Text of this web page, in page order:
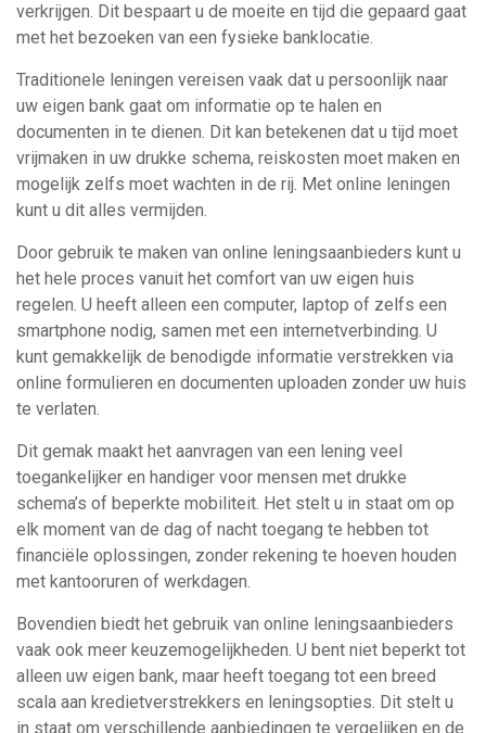
verkrijgen. Dit bespaart u de moeite en tijd die gepaard gaat
met het bezoeken van een fysieke banklocatie.
Traditionele leningen vereisen vaak dat u persoonlijk naar
uw eigen bank gaat om informatie op te halen en
documenten in te dienen. Dit kan betekenen dat u tijd moet
vrijmaken in uw drukke schema, reiskosten moet maken en
mogelijk zelfs moet wachten in de rij. Met online leningen
kunt u dit alles vermijden.
Door gebruik te maken van online leningsaanbieders kunt u
het hele proces vanuit het comfort van uw eigen huis
regelen. U heeft alleen een computer, laptop of zelfs een
smartphone nodig, samen met een internetverbinding. U
kunt gemakkelijk de benodigde informatie verstrekken via
online formulieren en documenten uploaden zonder uw huis
te verlaten.
Dit gemak maakt het aanvragen van een lening veel
toegankelijker en handiger voor mensen met drukke
schema’s of beperkte mobiliteit. Het stelt u in staat om op
elk moment van de dag of nacht toegang te hebben tot
financiële oplossingen, zonder rekening te hoeven houden
met kantooruren of werkdagen.
Bovendien biedt het gebruik van online leningsaanbieders
vaak ook meer keuzemogelijkheden. U bent niet beperkt tot
alleen uw eigen bank, maar heeft toegang tot een breed
scala aan kredietverstrekkers en leningsopties. Dit stelt u
in staat om verschillende aanbiedingen te vergelijken en de